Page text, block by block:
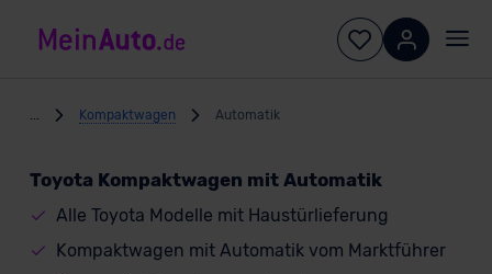
Kompaktwagen Automatik
Toyota Kompaktwagen mit Automatik
Alle Toyota Modelle mit Haustürlieferung
Kompaktwagen mit Automatik vom Marktführer